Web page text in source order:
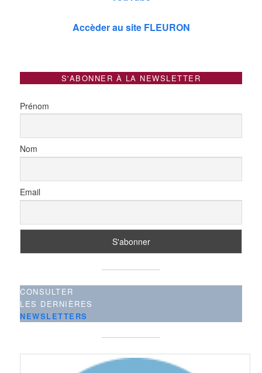
Accèder au site FLEURON
S'ABONNER À LA NEWSLETTER
Prénom
Nom
Email
CONSULTER
LES DERNIÈRES
NEWSLETTERS